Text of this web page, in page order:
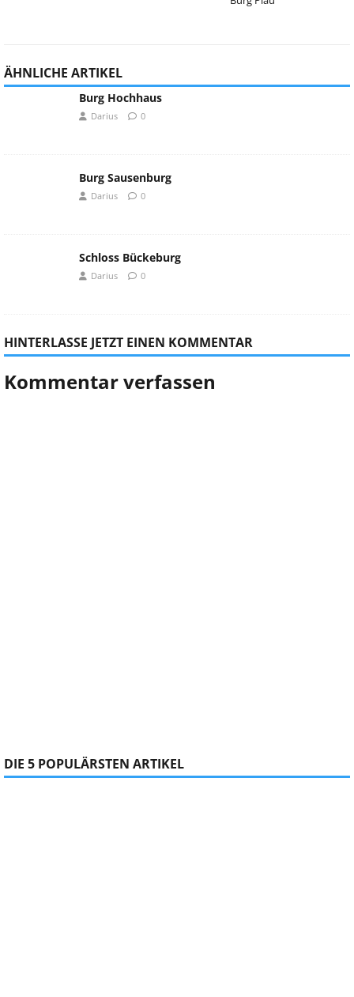
ÄHNLICHE ARTIKEL
Burg Hochhaus
Darius 0
Burg Sausenburg
Darius 0
Schloss Bückeburg
Darius 0
HINTERLASSE JETZT EINEN KOMMENTAR
Kommentar verfassen
DIE 5 POPULÄRSTEN ARTIKEL